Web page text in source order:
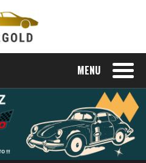
MENU